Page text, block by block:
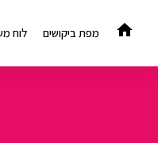
לתוכן
מפת ביקושים לוח